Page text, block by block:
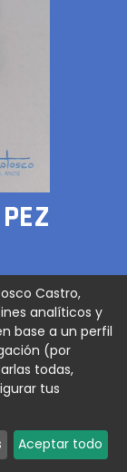
pez hoja
Castro,
analíticos y
base a un perfil
(por
todas,
tus
Aceptar todo